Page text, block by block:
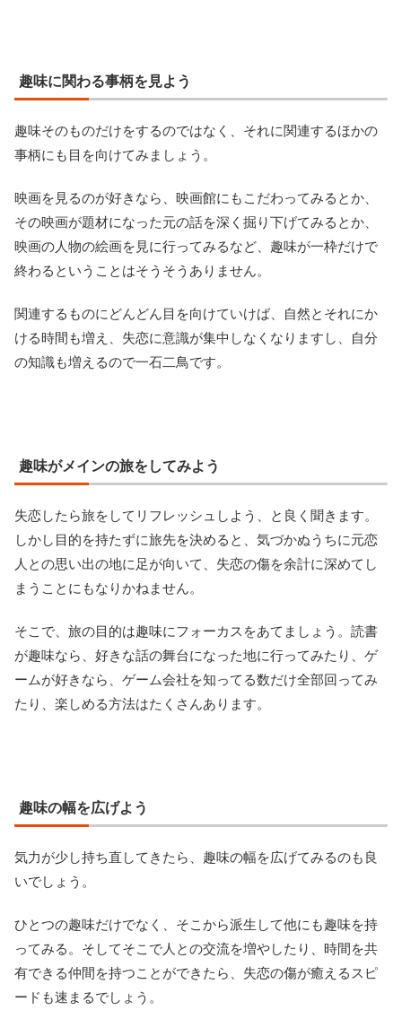
趣味に関わる事柄を見よう
趣味そのものだけをするのではなく、それに関連するほかの
事柄にも目を向けてみましょう。
映画を見るのが好きなら、映画館にもこだわってみるとか、
その映画が題材になった元の話を深く掘り下げてみるとか、
映画の人物の絵画を見に行ってみるなど、趣味が一枠だけで
終わるということはそうそうありません。
関連するものにどんどん目を向けていけば、自然とそれにか
ける時間も増え、失恋に意識が集中しなくなりますし、自分
の知識も増えるので一石二鳥です。
趣味がメインの旅をしてみよう
失恋したら旅をしてリフレッシュしよう、と良く聞きます。
しかし目的を持たずに旅先を決めると、気づかぬうちに元恋
人との思い出の地に足が向いて、失恋の傷を余計に深めてし
まうことにもなりかねません。
そこで、旅の目的は趣味にフォーカスをあてましょう。読書
が趣味なら、好きな話の舞台になった地に行ってみたり、ゲ
ームが好きなら、ゲーム会社を知ってる数だけ全部回ってみ
たり、楽しめる方法はたくさんあります。
趣味の幅を広げよう
気力が少し持ち直してきたら、趣味の幅を広げてみるのも良
いでしょう。
ひとつの趣味だけでなく、そこから派生して他にも趣味を持
ってみる。そしてそこで人との交流を増やしたり、時間を共
有できる仲間を持つことができたら、失恋の傷が癒えるスピ
ードも速まるでしょう。